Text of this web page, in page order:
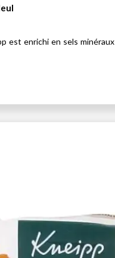
est enrichi en sels